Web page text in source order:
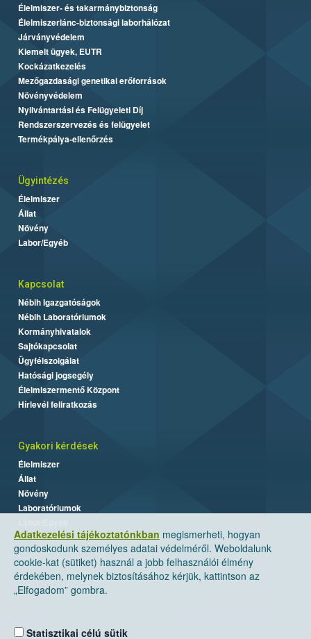
Adatkezelési tájékoztatónkban megismerheti, hogyan
gondoskodunk személyes adatai védelméről. Weboldalunk
cookie-kat (sütiket) használ a jobb felhasználói élmény
érdekében, melynek biztosításához kérjük, kattintson az
„Elfogadom” gombra.
Statisztikai célú sütik
Élelmiszer- és takarmánybiztonság
Élelmiszerlánc-biztonsági laborhálózat
Járványvédelem
Kiemelt ügyek, EUTR
Kockázatkezelés
Mezőgazdasági genetikai erőforrások
Növényvédelem
Nyilvántartási és Felügyeleti Díj
Rendszerszervezés és felügyelet
Termékpálya-ellenőrzés
Ügyintézés
Élelmiszer
Állat
Növény
Labor/Egyéb
Kapcsolat
Nébih Igazgatóságok
Nébih Laboratóriumok
Kormányhivatalok
Sajtókapcsolat
Ügyfélszolgálat
Hatósági jogsegély
Élelmiszermentő Központ
Hírlevél feliratkozás
Gyakori kérdések
Élelmiszer
Állat
Növény
Laboratóriumok